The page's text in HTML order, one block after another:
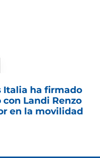
Italia ha firmado
Landi Renzo
en la movilidad